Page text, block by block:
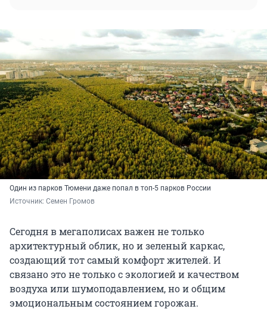
Один из парков Тюмени даже попал в топ-5 парков России
Источник: Семен Громов
Сегодня в мегаполисах важен не только
архитектурный облик, но и зеленый каркас,
создающий тот самый комфорт жителей. И
связано это не только с экологией и качеством
воздуха или шумоподавлением, но и общим
эмоциональным состоянием горожан.